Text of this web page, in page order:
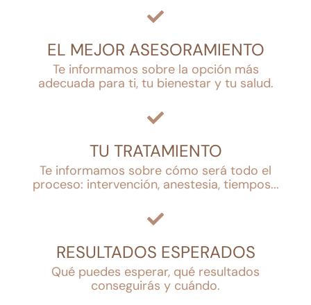
EL MEJOR ASESORAMIENTO
Te informamos sobre la opción más
adecuada para ti, tu bienestar y tu salud.
TU TRATAMIENTO
Te informamos sobre cómo será todo el
proceso: intervención, anestesia, tiempos...
RESULTADOS ESPERADOS
Qué puedes esperar, qué resultados
conseguirás y cuándo.